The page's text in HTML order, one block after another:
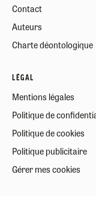
Contact
Auteurs
Charte déontologique
LÉGAL
Mentions légales
Politique de
Politique de cookies
Politique publicitaire
Gérer mes cookies